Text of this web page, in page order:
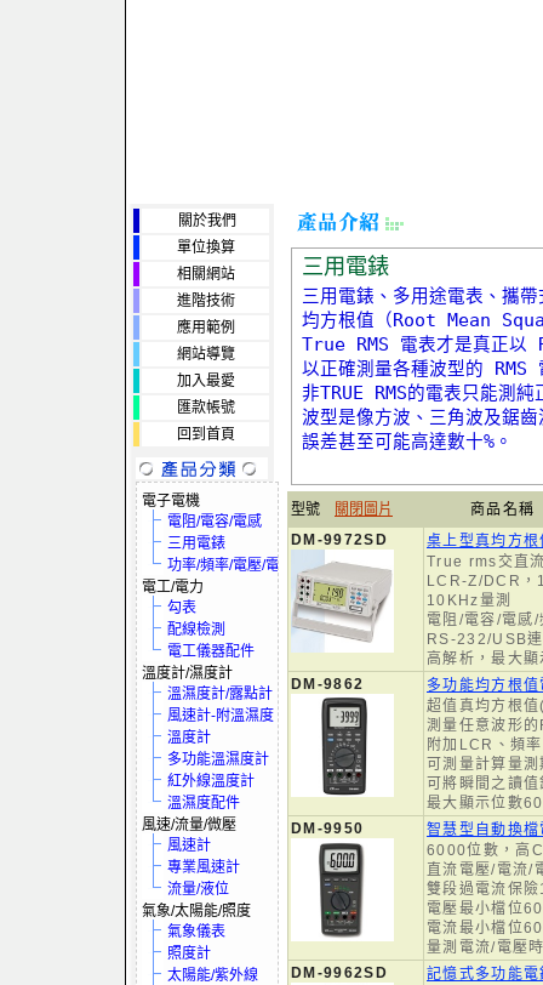
關於我們
單位換算
相關網站
進階技術
應用範例
網站導覽
加入最愛
匯款帳號
回到首頁
電子電機
電阻/電容/電感
三用電錶
功率/頻率/電壓/電流
電工/電力
勾表
配線檢測
電工儀器配件
溫度計/濕度計
溫濕度計/露點計
風速計-附溫濕度
溫度計
多功能溫濕度計
紅外線溫度計
溫濕度配件
風速/流量/微壓
風速計
專業風速計
流量/液位
氣象/太陽能/照度
氣象儀表
照度計
太陽能/紫外線
三用電錶
三用電錶、多用途電表、攜
均方根值（Root Mean
True RMS 電表才是真正以
以正確測量各種波型的 RMS
非TRUE RMS的電表只能測
波型是像方波、三角波及鋸
誤差甚至可能高達數十%。
型號 關閉圖片
商品名稱
DM-9972SD
桌上型真均方
True rms交直
LCR-Z/DCR
10KHz量測
電阻/電容/電感/
RS-232/USB
高解析，最大
DM-9862
多功能均方根
超值真均方根
測量任意波形
附加LCR、頻
可測量計算量
可將瞬間之讀
最大顯示位數
DM-9950
智慧型自動換檔
6000位數，高
直流電壓/電流/
雙段過電流保
電壓最小檔位
電流最小檔位
量測電流/電壓
DM-9962SD
記憶式多功能